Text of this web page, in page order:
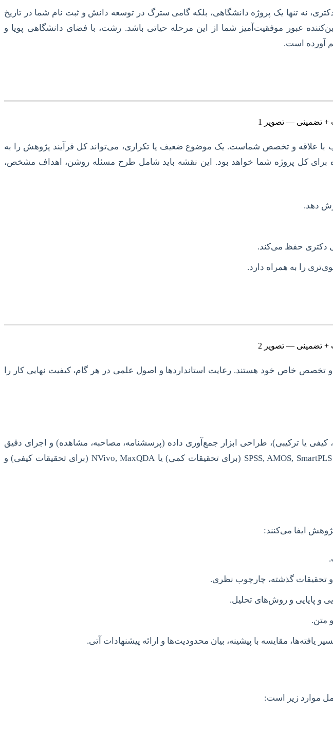
نه تنها یک پروژه دانشگاهی، بلکه گامی سترگ در توسعه دانش و ثبت نام شما در تاریخ
عبور موفقیت‌آمیز شما از این مرحله حیاتی باشد. رشت، با فضای دانشگاهی پویا و
آورده است.
با علاقه و تخصص شماست. یک موضوع ضعیف یا تکراری، می‌تواند کل فرآیند پژوهش را به
برای کل پروژه شما خواهد بود. این نقشه باید شامل طرح مسئله روشن، اهداف مشخص،
دهد.
دکتری حفظ می‌کند.
را به همراه دارد.
تخصص خاص خود هستند. رعایت استانداردها و اصول علمی در هر گام، کیفیت نهایی کار را
ترکیبی)، طراحی ابزار جمع‌آوری داده (پرسشنامه، مصاحبه، مشاهده) و اجرای دقیق
آن، از اهمیت بالایی برخوردار است. تحلیل داده‌ها نیز نیازمند تسلط بر نرم‌افزارهای تخصصی مانند SPSS, AMOS, SmartPLS (برای تحقیقات کمی) یا NVivo, MaxQDA (برای تحقیقات کیفی) و
ایفا می‌کنند:
تحقیقات گذشته، چارچوب نظری.
و پایایی و روش‌های تحلیل.
متن.
یافته‌ها، مقایسه با پیشینه، بیان محدودیت‌ها و ارائه پیشنهادات آتی.
موارد زیر است: